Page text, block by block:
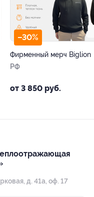
–30%
Фирменный мерч Biglion
РФ
от 3 850 руб.
д. 41а, оф. 17